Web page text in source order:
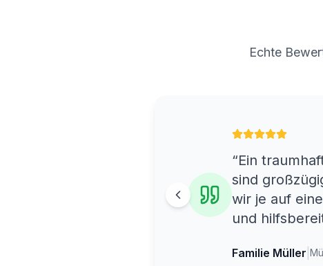
Echte
“Ein
sind
wir je auf
und
Familie Müller